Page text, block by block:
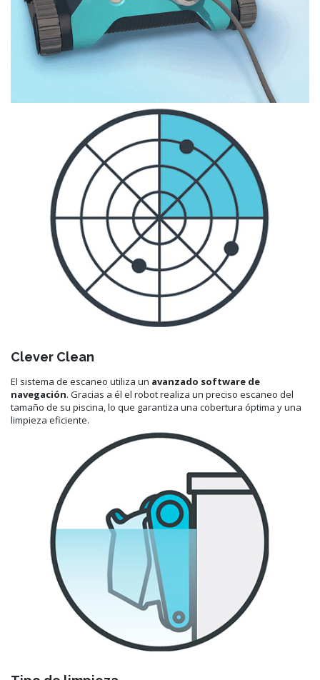
Clever Clean
El sistema de escaneo utiliza un avanzado software de
navegación. Gracias a él el robot realiza un preciso escaneo del
tamaño de su piscina, lo que garantiza una cobertura óptima y una
limpieza eficiente.